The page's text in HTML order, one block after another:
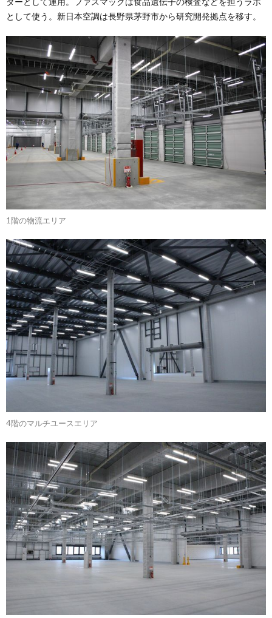
として使う。新日本空調は長野県茅野市から研究開発拠点を移す。
1階の物流エリア
4階のマルチユースエリア